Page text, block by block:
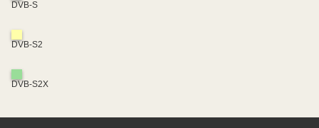
DVB-S
DVB-S2
DVB-S2X